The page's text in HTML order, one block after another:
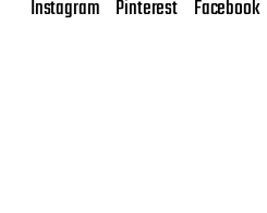
Instagram Pinterest Facebook